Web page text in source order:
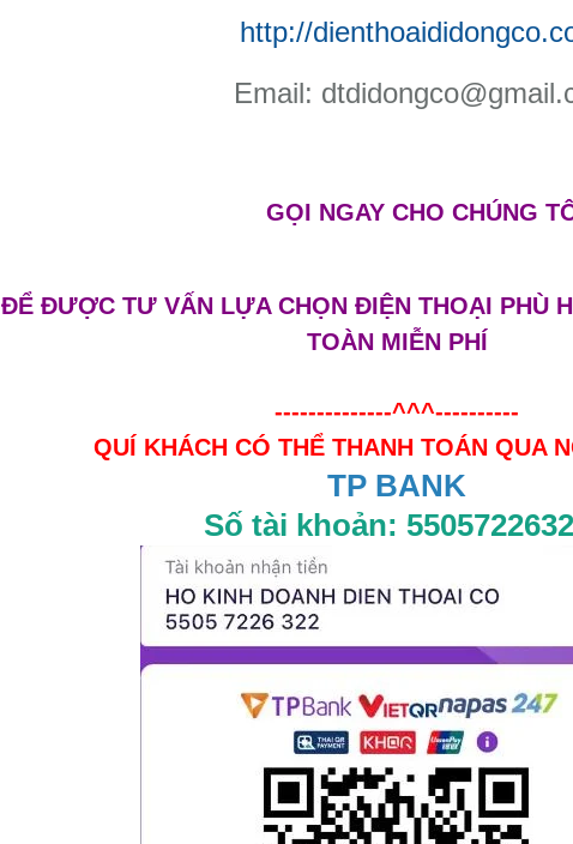
http://
​Email:
GỌI NGAY CHO CHÚNG
ĐỂ ĐƯỢC TƯ VẤN LỰA CHỌN ĐIỆN THOẠI PHÙ
TOÀN MIỄN PHÍ
--------------^^^----------
QUÍ KHÁCH CÓ THỂ THANH TOÁN QUA
TP BANK
Số tài khoản: